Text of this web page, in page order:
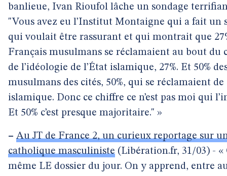
banlieue, Ivan Rioufol lâche un sondage
"Vous avez eu l’Institut Montaigne qui a fait un
qui voulait être rassurant et qui montrait que
Français musulmans se réclamaient au bout du
de l’idéologie de l’État islamique, 27%. Et 50%
musulmans des cités, 50%, qui se réclamaient
islamique. Donc ce chiffre ce n’est pas moi qui
Et 50% c’est presque majoritaire." »
– Au JT de France 2, un curieux reportage sur
catholique masculiniste (Libération.fr, 31/03) - «
même LE dossier du jour. On y apprend, entre